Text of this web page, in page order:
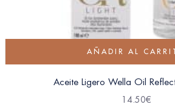
AÑADIR AL
Aceite Ligero Wella Oil
14.50€